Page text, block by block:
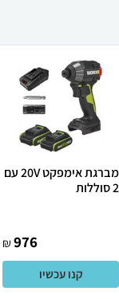
מברגת אימפקט 20V עם
2 סוללות
976
₪
קנו עכשיו